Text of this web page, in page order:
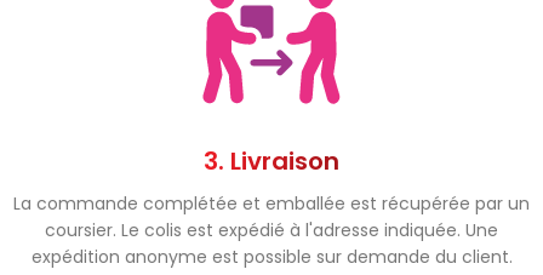
3. Livraison
La commande complétée et emballée est récupérée par un
coursier. Le colis est expédié à l'adresse indiquée. Une
expédition anonyme est possible sur demande du client.